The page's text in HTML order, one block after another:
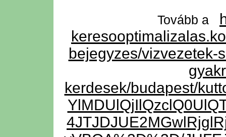
Tovább a
bejegyzes/vizvezetek-
kerdesek/budapest/